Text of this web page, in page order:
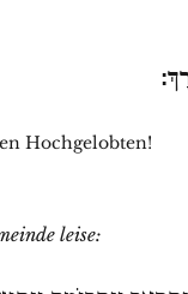
Hochgelobten!
leise: